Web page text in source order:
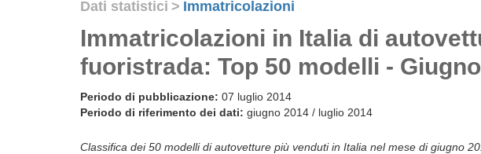
Dati statistici > Immatricolazioni
Immatricolazioni in Italia di
fuoristrada: Top 50 modelli -
Periodo di pubblicazione: 07 luglio 2014
Periodo di riferimento dei dati: giugno 2014 / luglio 2014
Classifica dei 50 modelli di autovetture più venduti in Italia nel mese di giugno